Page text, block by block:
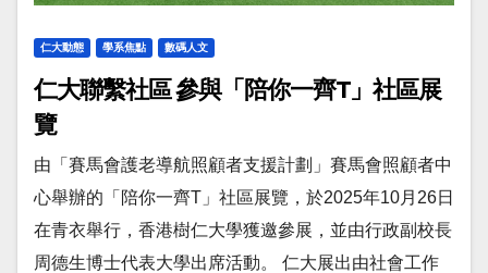
仁大動態 學系焦點 數碼人文
仁大聯繫社區 參與「陪你一齊T」社區展
覽
由「賽馬會護老導航照顧者支援計劃」賽馬會照顧者中
心舉辦的「陪你一齊T」社區展覽，於2025年10月26日
在青衣舉行，香港樹仁大學獲邀參展，並由行政副校長
周德生博士代表大學出席活動。 仁大展出由社會工作